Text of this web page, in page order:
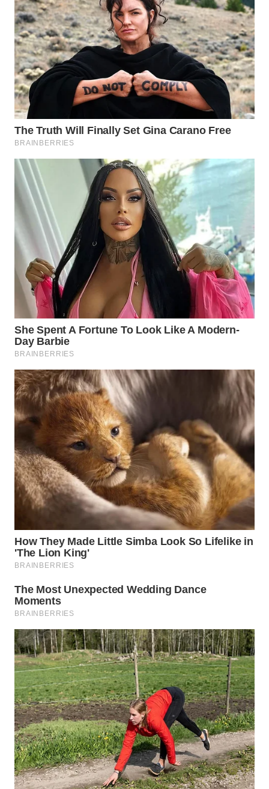
WN
CIANJUR
WN
KEPULAUAN
WN
TANGERANG
WN
BINJAI
WN
CIREBON
WN
INDRAMAYU
WN
KUNINGAN
WN
WN
SUBANG
SUKABUMI
WN
PURWAKARTA
WN
PRIANGAN
TIMUR
WN
SEMARANG
WN
SOLO
WN
BOROBUDUR
WN
MADURA
WN
SURABAYA